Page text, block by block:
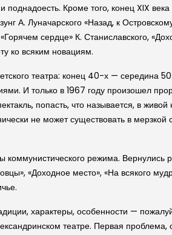
поднадоесть. Кроме того, конец XIX
А. Луначарского «Назад, к
сердце» К. Станиславского,
ко всяким новациям.
театра: конец 40-х — середина
И только в 1967 году произошел
попасть, что называется, в
не может существовать в
режима.
«Доходное место», «На всякого
характеры, особенности —
театре. Первая